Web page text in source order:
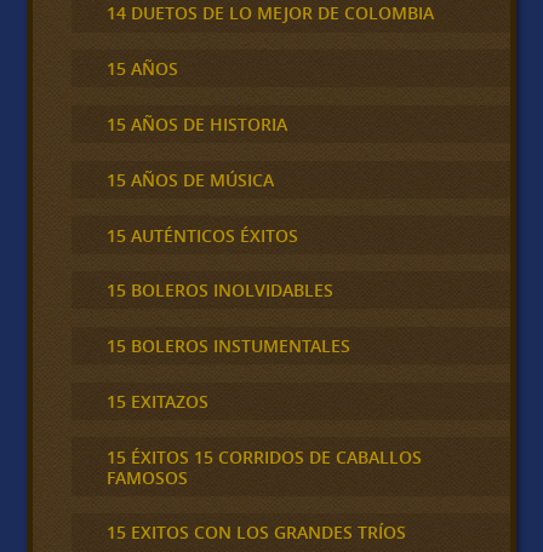
14 DUETOS DE LO MEJOR DE COLOMBIA
15 AÑOS
15 AÑOS DE HISTORIA
15 AÑOS DE MÚSICA
15 AUTÉNTICOS ÉXITOS
15 BOLEROS INOLVIDABLES
15 BOLEROS INSTUMENTALES
15 EXITAZOS
15 ÉXITOS 15 CORRIDOS DE CABALLOS
FAMOSOS
15 EXITOS CON LOS GRANDES TRÍOS